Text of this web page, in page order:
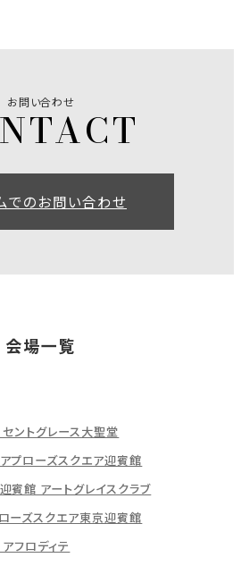
お問い合わせ
でのお問い合わせ
会場一覧
ントグレース大聖堂
プローズスクエア迎賓館
賓館 アートグレイスクラブ
ーズスクエア東京迎賓館
フロディテ